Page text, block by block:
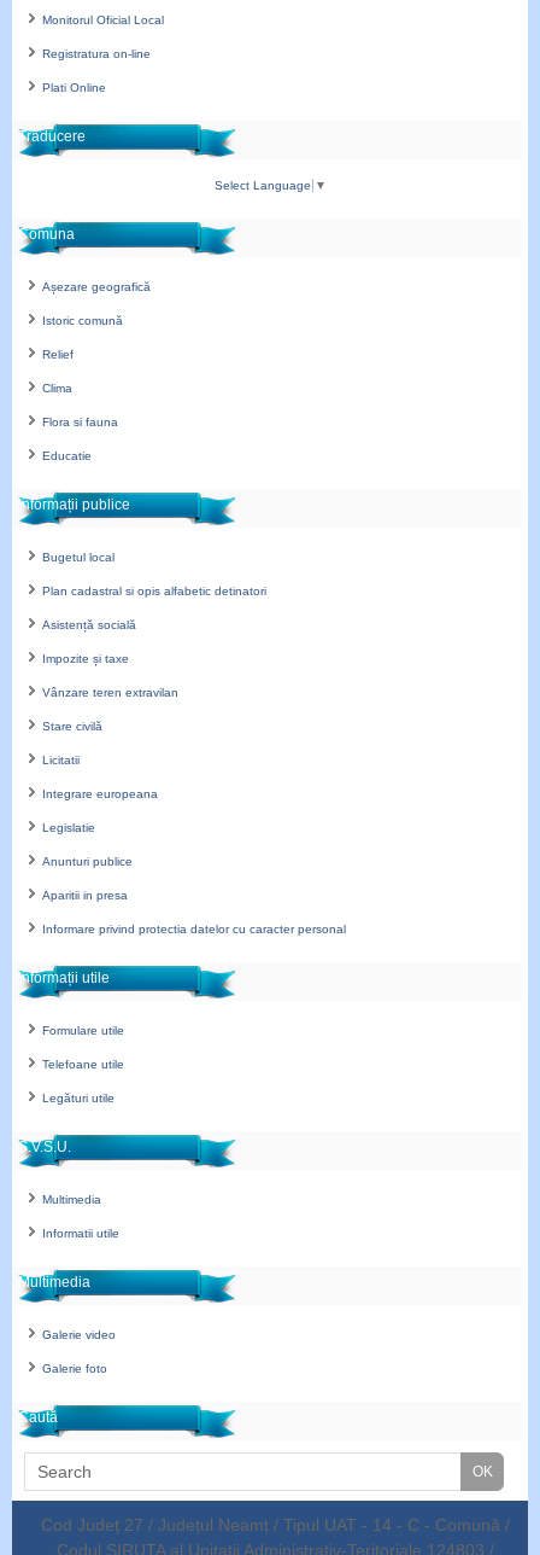
Monitorul Oficial Local
Registratura on-line
Plati Online
Traducere
Select Language ▼
Comuna
Așezare geografică
Istoric comună
Relief
Clima
Flora si fauna
Educatie
Informații publice
Bugetul local
Plan cadastral si opis alfabetic detinatori
Asistență socială
Impozite și taxe
Vânzare teren extravilan
Stare civilă
Licitatii
Integrare europeana
Legislatie
Anunturi publice
Aparitii in presa
Informare privind protectia datelor cu caracter personal
Informații utile
Formulare utile
Telefoane utile
Legături utile
S.V.S.U.
Multimedia
Informatii utile
Multimedia
Galerie video
Galerie foto
Caută
Cod Județ 27 / Județul Neamț / Tipul UAT - 14 - C - Comună /
Codul SIRUTA al Unitații Administrativ-Teritoriale 124803 /